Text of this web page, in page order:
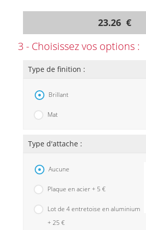
23.26 €
3 - Choisissez vos options :
Type de finition :
Brillant
Mat
Type d'attache :
Aucune
Plaque en acier + 5 €
Lot de 4 entretoise en aluminium
+ 25 €